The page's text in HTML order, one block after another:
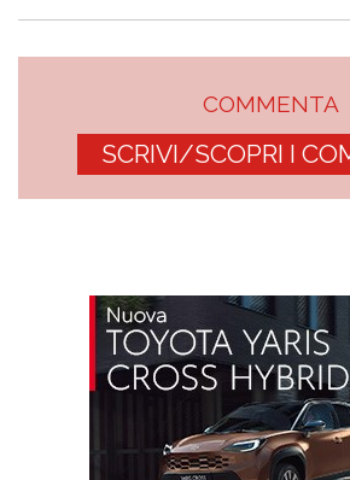
COMMENTA
SCRIVI/SCOPRI I